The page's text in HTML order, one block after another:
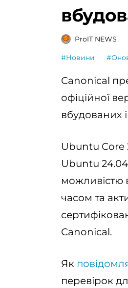
ProIT NEWS
#Новини
Canonical
офіційної
вбудованих
Ubuntu Core
Ubuntu
можливістю
часом та
Canonical.
Як
перевірок